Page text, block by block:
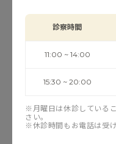
8. まとめ ─ 焦ら
しみ治療は、単に黒い
めのポジティブな選択
情報過多で「自分には
れることもあるでしょ
診察時間
11:00 ~ 14:00
15:30 ~ 20:00
※月曜日は休診している
さい。
※休診時間もお電話は受け